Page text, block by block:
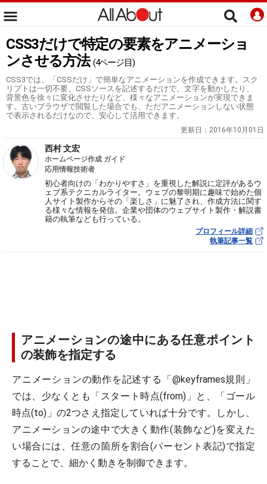
CSS3だけで特定の要素をアニメーショ
ンさせる方法 (4ページ目)
CSS3では、「CSSだけ」で簡単なアニメーションを作成できます。スク
リプトは一切不要。CSSソースを記述するだけで、文字を動かしたり、
背景色を徐々に変化させたりなど、様々なアニメーションが実現できま
す。古いブラウザで閲覧した場合でも、ただアニメーションしない状態
で表示されるだけなので、安心して活用できます。
更新日： 2016年10月01日
西村 文宏
ホームページ作成 ガイド
応用情報技術者
初心者向けの「わかりやすさ」を重視した解説に定評があるウ
ェブ系テクニカルライター。ウェブの黎明期に趣味で始めた個
人サイト製作からその「楽しさ」に魅了され、作成方法に関す
る様々な情報を発信。企業や団体のウェブサイト製作・解説書
籍の執筆なども行っている。
プロフィール詳細
執筆記事一覧
アニメーションの途中にある任意ポイント
の装飾を指定する
アニメーションの動作を記述する「@keyframes規則」
では、少なくとも「スタート時点(from)」と、「ゴール
時点(to)」の2つさえ指定していれば十分です。しかし、
アニメーションの途中で大きく動作(装飾など)を変えた
い場合には、任意の箇所を割合(パーセント表記)で指定
することで、細かく動きを制御できます。